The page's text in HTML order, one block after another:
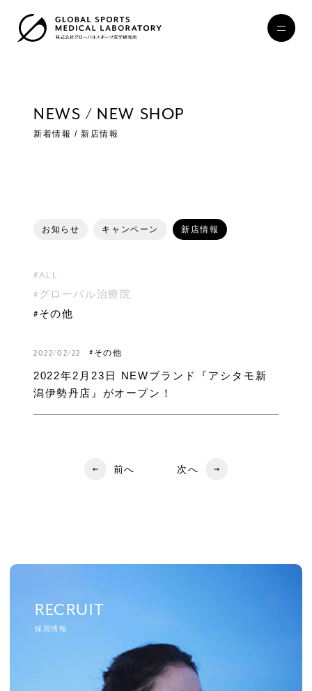
NEWS / NEW SHOP
新着情報 / 新店情報
お知らせ キャンペーン 新店情報
#ALL
#グローバル治療院
#その他
2022/02/22 #その他
2022年2月23日 NEWブランド『アシタモ新
潟伊勢丹店』がオープン！
前へ 次へ
RECRUIT
採用情報
RECRUIT